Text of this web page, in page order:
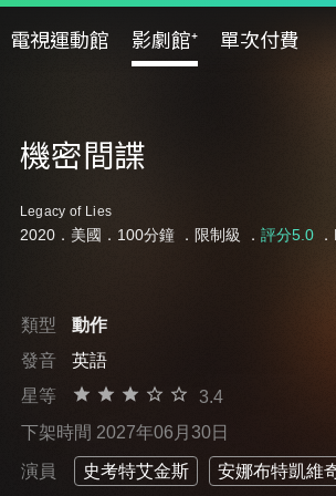
電視運動館 影劇館⁺ 單次付費
機密間諜
Legacy of Lies
2020．美國．100分鐘 ． 限制級 ． 評分5.0．
類型
動作
發音
英語
星等
3.4
下架時間 2027年06月30日
演員 史考特艾金斯 安娜布特凱維